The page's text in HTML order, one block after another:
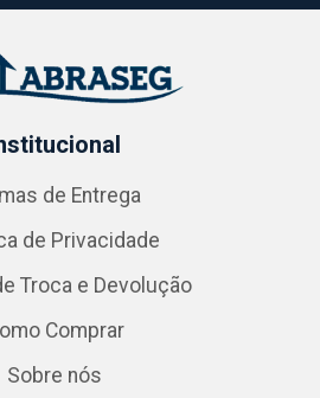
de Entrega
de Privacidade
Troca e Devolução
Comprar
Sobre nós